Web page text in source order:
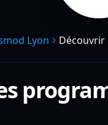
Lyon Découvrir